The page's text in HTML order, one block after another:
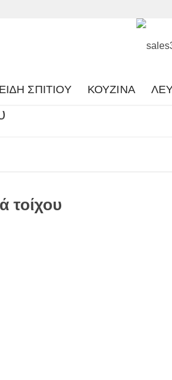
ΕΊΔΗ ΣΠΙΤΙΟΎ ΚΟΥΖΊΝΑ
τοίχου